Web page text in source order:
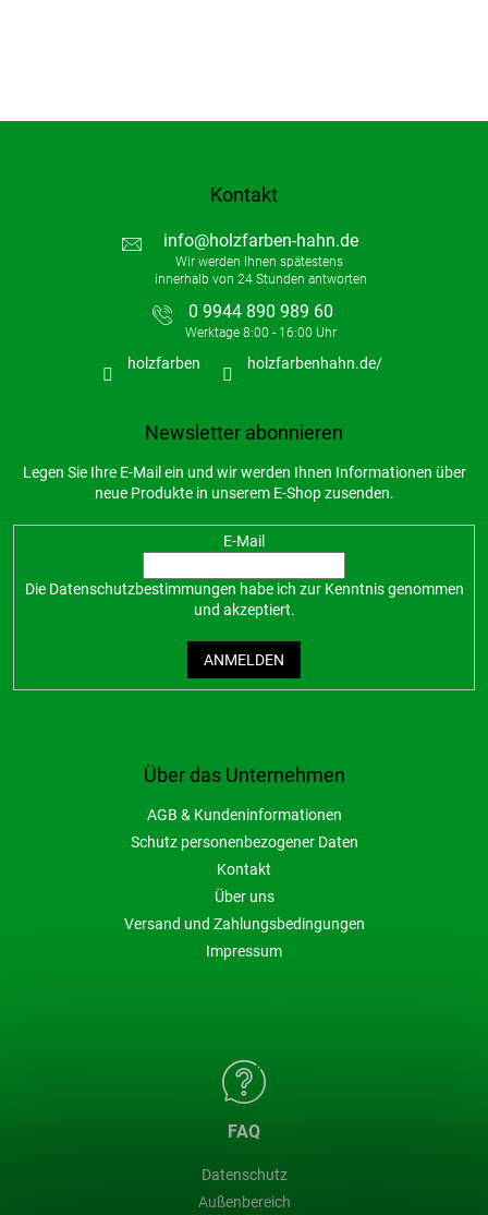
Über das Unternehmen
AGB & Kundeninformationen
Schutz personenbezogener Daten
Kontakt
Über uns
Versand und Zahlungsbedingungen
Impressum
FAQ
Datenschutz
Außenbereich
Kontakt
info@holzfarben-hahn.de
0 9944 890 989 60
holzfarben holzfarbenhahn.de/
Newsletter abonnieren
Legen Sie Ihre E-Mail ein und wir werden Ihnen Informationen über
neue Produkte in unserem E-Shop zusenden.
E-Mail
Die Datenschutzbestimmungen habe ich zur Kenntnis genommen
und akzeptiert.
ANMELDEN